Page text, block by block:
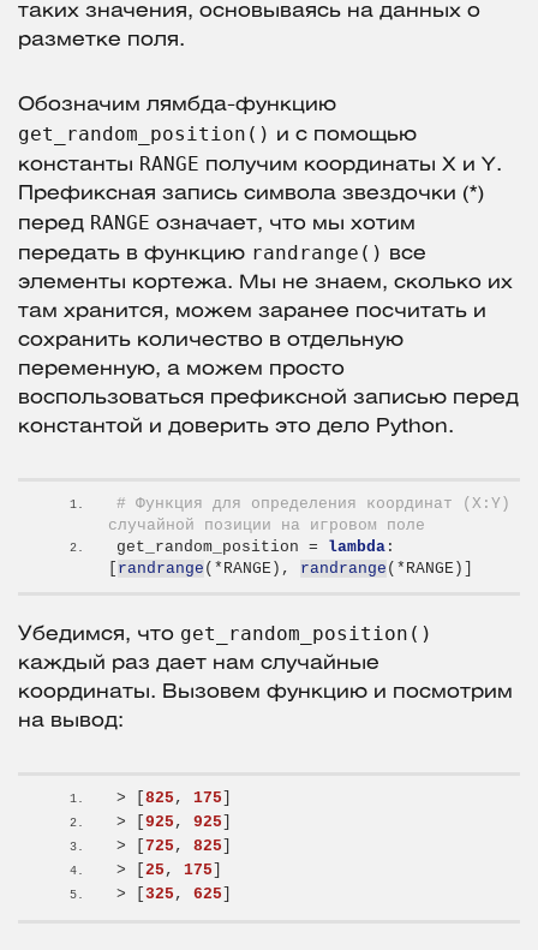
таких значения, основываясь на данных о
разметке поля.
Обозначим лямбда-функцию
get_random_position() и с помощью
константы RANGE получим координаты X и Y.
Префиксная запись символа звездочки (*)
перед RANGE означает, что мы хотим
передать в функцию randrange() все
элементы кортежа. Мы не знаем, сколько их
там хранится, можем заранее посчитать и
сохранить количество в отдельную
переменную, а можем просто
воспользоваться префиксной записью перед
константой и доверить это дело Python.
# Функция для определения координат (X:Y)
случайной позиции на игровом поле
get_random_position = lambda
randrange ( *RANGE ) , randrange ( *RANGE )]
Убедимся, что get_random_position()
каждый раз дает нам случайные
координаты. Вызовем функцию и посмотрим
на вывод:
> 825 , 175
>
925 , 925
>
725 , 825
>
25 , 175
>
325 , 625